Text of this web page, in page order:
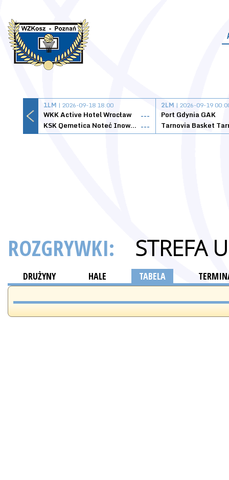
1LM | 2026-09-18 18:00
WKK Active Hotel Wrocław
---
KSK Qemetica Noteć Inowrocław ---
2LM | 2026-09-19
Port Gdynia GAK
ROZGRYWKI: STREFA
DRUŻYNY HALE TABELA